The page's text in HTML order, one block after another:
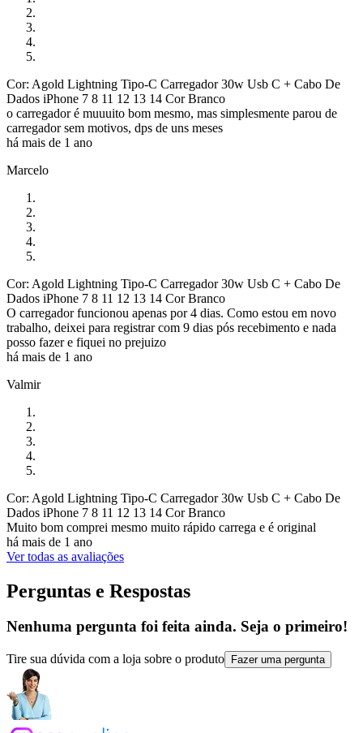
Cor: Agold Lightning Tipo-C Carregador 30w Usb C + Cabo De
Dados iPhone 7 8 11 12 13 14 Cor Branco
o carregador é muuuito bom mesmo, mas simplesmente parou de
carregador sem motivos, dps de uns meses
há mais de 1 ano
Marcelo
Cor: Agold Lightning Tipo-C Carregador 30w Usb C + Cabo De
Dados iPhone 7 8 11 12 13 14 Cor Branco
O carregador funcionou apenas por 4 dias. Como estou em novo
trabalho, deixei para registrar com 9 dias pós recebimento e nada
posso fazer e fiquei no prejuizo
há mais de 1 ano
Valmir
Cor: Agold Lightning Tipo-C Carregador 30w Usb C + Cabo De
Dados iPhone 7 8 11 12 13 14 Cor Branco
Muito bom comprei mesmo muito rápido carrega e é original
há mais de 1 ano
Ver todas as avaliações
Perguntas e Respostas
Nenhuma pergunta foi feita ainda. Seja o primeiro!
Tire sua dúvida com a loja sobre o produto Fazer uma pergunta